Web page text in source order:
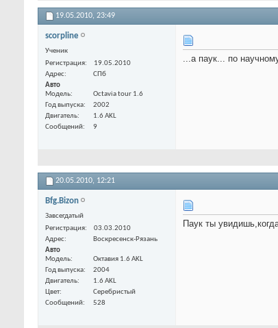
19.05.2010, 23:49
scorpline
Ученик
Регистрация
19.05.2010
Адрес
СПб
Авто
Модель
Octavia tour 1.6
Год выпуска
2002
Двигатель
1.6 AKL
Сообщений
9
...а паук... по
20.05.2010, 12:21
Bfg.Bizon
Завсегдатый
Регистрация
03.03.2010
Адрес
Воскресенск-Рязань
Авто
Модель
Октавия 1.6 AKL
Год выпуска
2004
Двигатель
1.6 AKL
Цвет
Серебристый
Сообщений
528
Паук ты